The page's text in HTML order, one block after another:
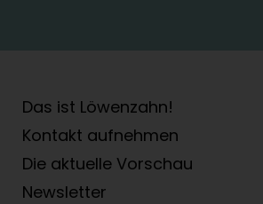
Das ist Löwenzahn!
Kontakt aufnehmen
Die aktuelle Vorschau
Newsletter